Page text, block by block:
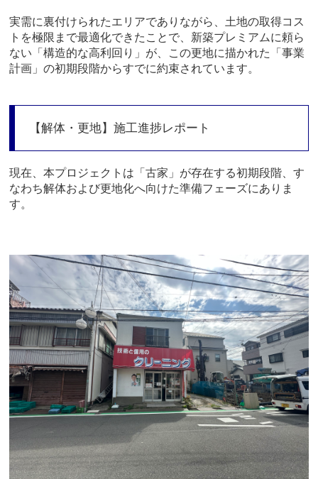
実需に裏付けられたエリアでありながら、土地の取得コス
トを極限まで最適化できたことで、新築プレミアムに頼ら
ない「構造的な高利回り」が、この更地に描かれた「事業
計画」の初期段階からすでに約束されています。
【解体・更地】施工進捗レポート
現在、本プロジェクトは「古家」が存在する初期段階、す
なわち解体および更地化へ向けた準備フェーズにありま
す。